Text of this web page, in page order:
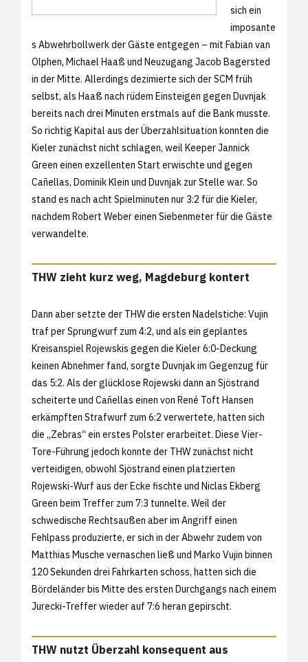
sich ein
imposante
s Abwehrbollwerk der Gäste entgegen – mit Fabian van
Olphen, Michael Haaß und Neuzugang Jacob Bagersted
in der Mitte. Allerdings dezimierte sich der SCM früh
selbst, als Haaß nach rüdem Einsteigen gegen Duvnjak
bereits nach drei Minuten erstmals auf die Bank musste.
So richtig Kapital aus der Überzahlsituation konnten die
Kieler zunächst nicht schlagen, weil Keeper Jannick
Green einen exzellenten Start erwischte und gegen
Cañellas, Dominik Klein und Duvnjak zur Stelle war. So
stand es nach acht Spielminuten nur 3:2 für die Kieler,
nachdem Robert Weber einen Siebenmeter für die Gäste
verwandelte.
THW zieht kurz weg, Magdeburg kontert
Dann aber setzte der THW die ersten Nadelstiche: Vujin
traf per Sprungwurf zum 4:2, und als ein geplantes
Kreisanspiel Rojewskis gegen die Kieler 6:0-Deckung
keinen Abnehmer fand, sorgte Duvnjak im Gegenzug für
das 5:2. Als der glücklose Rojewski dann an Sjöstrand
scheiterte und Cañellas einen von René Toft Hansen
erkämpften Strafwurf zum 6:2 verwertete, hatten sich
die „Zebras“ ein erstes Polster erarbeitet. Diese Vier-
Tore-Führung jedoch konnte der THW zunächst nicht
verteidigen, obwohl Sjöstrand einen platzierten
Rojewski-Wurf aus der Ecke fischte und Niclas Ekberg
Green beim Treffer zum 7:3 tunnelte. Weil der
schwedische Rechtsaußen aber im Angriff einen
Fehlpass produzierte, er sich in der Abwehr zudem von
Matthias Musche vernaschen ließ und Marko Vujin binnen
120 Sekunden drei Fahrkarten schoss, hatten sich die
Bördeländer bis Mitte des ersten Durchgangs nach einem
Jurecki-Treffer wieder auf 7:6 heran gepirscht.
THW nutzt Überzahl konsequent aus